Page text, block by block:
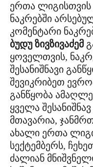
ერთა
ნაკრებში
კომენტარი
ბუდუ ზივზივაძემ
ყოველთვის,
შესანიშნავი
შევიკრიბეთ
განწყობა
ყველა
მთავარია,
ახალი ერთა
სექტემბერს,
ძალიან